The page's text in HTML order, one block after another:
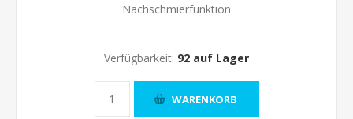
Nachschmierfunktion
Verfügbarkeit: 92 auf Lager